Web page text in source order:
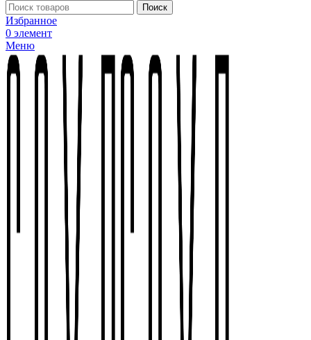
Поиск
Избранное
0 элемент
Меню